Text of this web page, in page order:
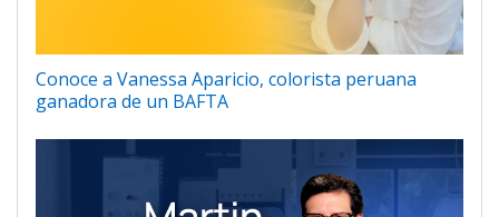
Conoce a Vanessa Aparicio, colorista peruana
ganadora de un BAFTA